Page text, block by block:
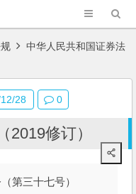
中华人民共和国证券法
2019修订）
（第三十七号）
28
0